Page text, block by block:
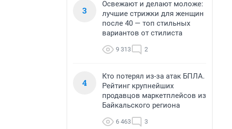
3
Освежают и делают моложе:
лучшие стрижки для женщин
после 40 — топ стильных
вариантов от стилиста
9 313 2
4
Кто потерял из-за атак БПЛА.
Рейтинг крупнейших
продавцов маркетплейсов из
Байкальского региона
6 463 3